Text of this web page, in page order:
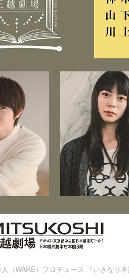
（WARE）プロデュース 『いきなり本